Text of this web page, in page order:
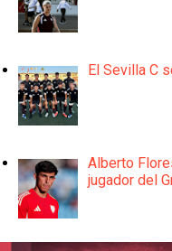
El Sevilla C
Alberto
jugador del